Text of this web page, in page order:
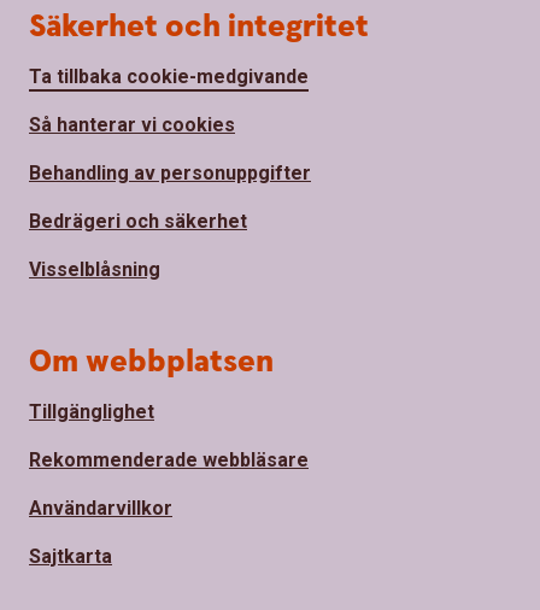
Säkerhet och integritet
Ta tillbaka cookie-medgivande
Så hanterar vi cookies
Behandling av personuppgifter
Bedrägeri och säkerhet
Visselblåsning
Om webbplatsen
Tillgänglighet
Rekommenderade webbläsare
Användarvillkor
Sajtkarta